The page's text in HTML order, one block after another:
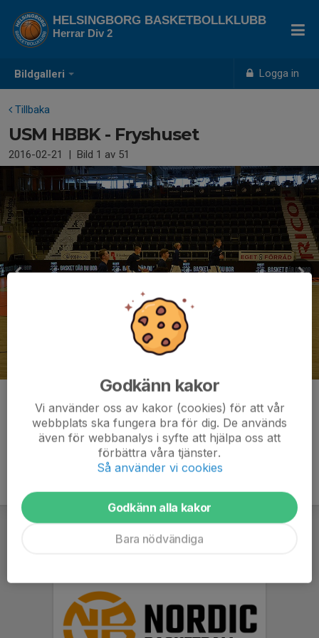
Bildgalleri Logga in
HELSINGBORG BASKETBOLLKLUBB
Herrar Div 2
Tillbaka
USM HBBK - Fryshuset
2016-02-21 | Bild 1 av 51
Kommentarer
Godkänn kakor
Vi använder oss av kakor (cookies) för att vår
webbplats ska fungera bra för dig. De används
även för webbanalys i syfte att hjälpa oss att
förbättra våra tjänster.
Så använder vi cookies
Godkänn alla kakor
Bara nödvändiga